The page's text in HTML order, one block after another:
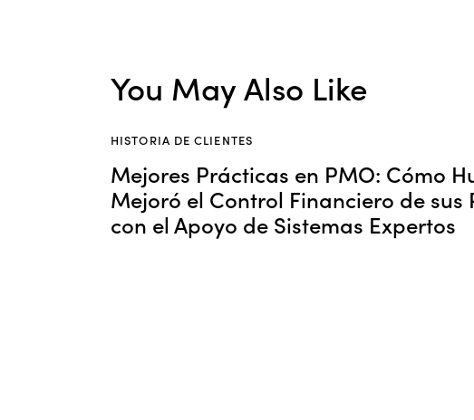
You May Also Like
HISTORIA DE CLIENTES
Mejores Prácticas en PMO: Cómo
Mejoró el Control Financiero de sus
con el Apoyo de Sistemas Expertos